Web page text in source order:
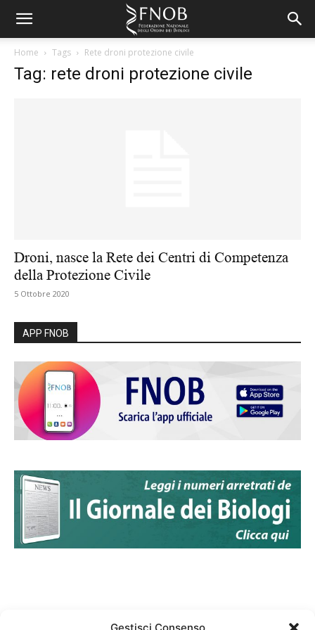
Home Tags Rete droni protezione civile
Tag: rete droni protezione civile
Droni, nasce la Rete dei Centri di Competenza
della Protezione Civile
5 Ottobre 2020
APP FNOB